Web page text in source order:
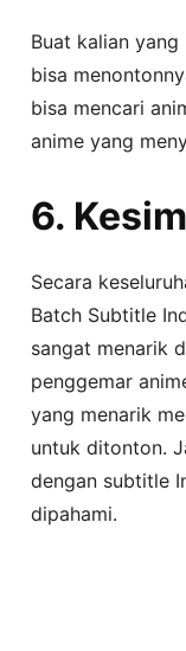
Buat kalian
bisa
bisa mencari
anime yang
6.
Secara
Batch Subtitle
sangat menarik
penggemar
yang menarik
untuk ditonton.
dengan subtitle
dipahami.